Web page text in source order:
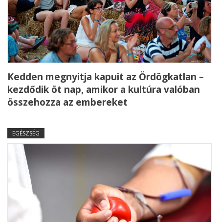
Kedden megnyitja kapuit az Ördögkatlan –
kezdődik öt nap, amikor a kultúra valóban
összehozza az embereket
EGÉSZSÉG